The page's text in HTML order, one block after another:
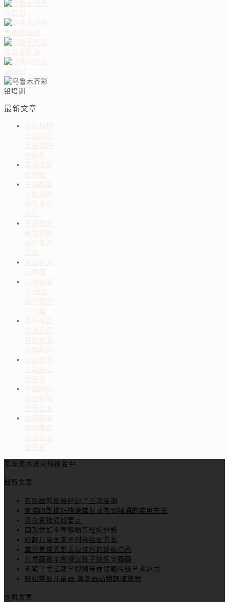
最新文章
彩铅静物
写生的艺
术与技巧
全解析
素描头部
前视图
书法临摹
字帖选择
的艺术与
技巧
书法爱好
者如何挑
选毛笔与
宣纸
怎么学习
儿童画
儿童绘画
之-教你
画可爱的
小青蛙
有些像立
方体几何
模型前面
的角和边
以线条为
主要语汇
的速写
个面的形
状变化与
前后关系
农民画基
本以壁画
为主要表
现形式
常年美术班火热报名中
最新文章
农民画的发展经历了三次高潮
素描阴影技巧快速掌握从零到精通的实用方法
黑白素描领域要点
圆形类如陶壶静物等结构分析
妙趣儿童画亲子创意绘画方案
掌握素描光影表现技巧的终极指南
儿童画教学视频让孩子快乐学画画
毛笔字书法教学视频带你领略传统艺术魅力
轻松掌握儿童画 简笔画动物趣味教程
随机文章